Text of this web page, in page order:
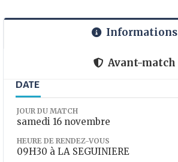
Informations
Avant-match
DATE
JOUR DU MATCH
samedi 16 novembre
HEURE DE RENDEZ-VOUS
09H30 à LA SEGUINIERE